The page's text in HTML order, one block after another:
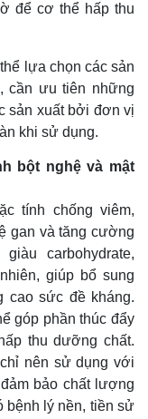
để cơ thể hấp thu
lựa chọn các sản
cần ưu tiên những
sản xuất bởi đơn vị
khi sử dụng.
bột nghệ và mật
tính chống viêm,
gan và tăng cường
carbohydrate,
giúp bổ sung
cao sức đề kháng.
góp phần thúc đẩy
thu dưỡng chất.
nên sử dụng với
bảo chất lượng
bệnh lý nền, tiền sử